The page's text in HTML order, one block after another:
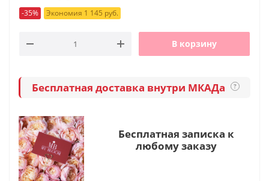
-35% Экономия 1 145 руб.
В корзину
Бесплатная доставка внутри МКАДа ?
Бесплатная записка к
любому заказу